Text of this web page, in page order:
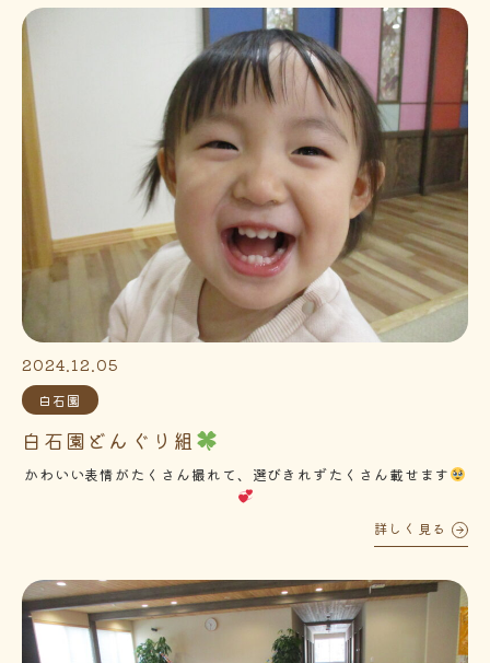
2024.12.05
白石園
白石園どんぐり組
かわいい表情がたくさん撮れて、選びきれずたくさん載せます
詳しく見る